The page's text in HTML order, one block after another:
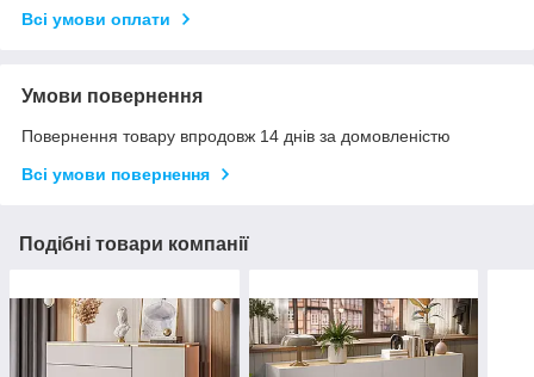
Всі умови оплати
Умови повернення
Повернення товару впродовж 14 днів за домовленістю
Всі умови повернення
Подібні товари компанії